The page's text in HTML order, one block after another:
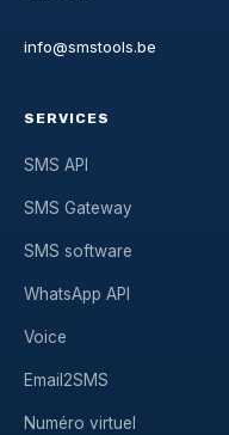
info@smstools.be
SERVICES
SMS API
SMS Gateway
SMS software
WhatsApp API
Voice
Email2SMS
Numéro virtuel